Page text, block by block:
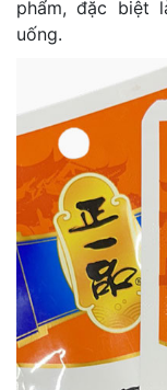
phẩm, đặc biệt
uống.